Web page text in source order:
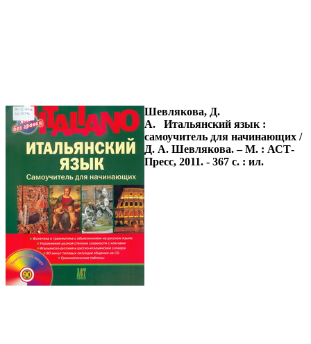
Шевлякова, Д.
А. Итальянский язык :
самоучитель для начинающих /
Д. А. Шевлякова. – М. : АСТ-
Пресс, 2011. - 367 с. : ил.